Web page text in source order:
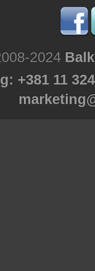
2024
+381 11